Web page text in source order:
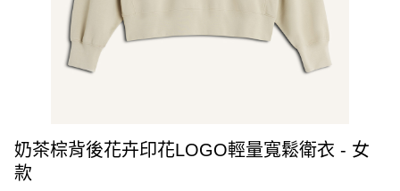
奶茶棕背後花卉印花LOGO輕量寬鬆衛衣 - 女
款